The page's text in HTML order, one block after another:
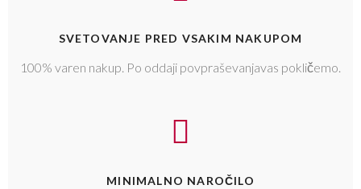
SVETOVANJE PRED VSAKIM NAKUPOM
100% varen nakup. Po oddaji povpraševanjavas pokličemo.
MINIMALNO NAROČILO